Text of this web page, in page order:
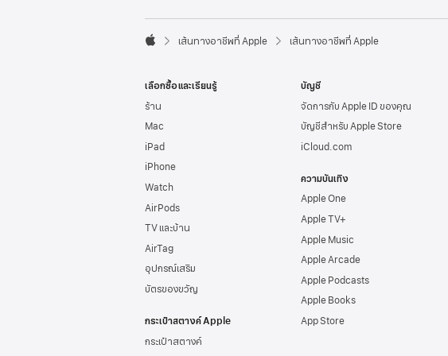
e
o
e
r

p
l
e
เส้นทางอาชีพที่ Apple เส้นทางอาชีพที่ Apple
เลือกซื้อและเรียนรู้
ร้าน
Mac
iPad
iPhone
Watch
AirPods
TV และบ้าน
AirTag
อุปกรณ์เสริม
บัตรของขวัญ
กระเป๋าสตางค์ Apple
กระเป๋าสตางค์
บัญชี
จัดการกับ Apple IDของคุณ
บัญชีสำหรับ Apple Store
iCloud.com
ความบันเทิง
Apple One
Apple TV+
Apple Music
Apple Arcade
Apple Podcasts
Apple Books
App Store